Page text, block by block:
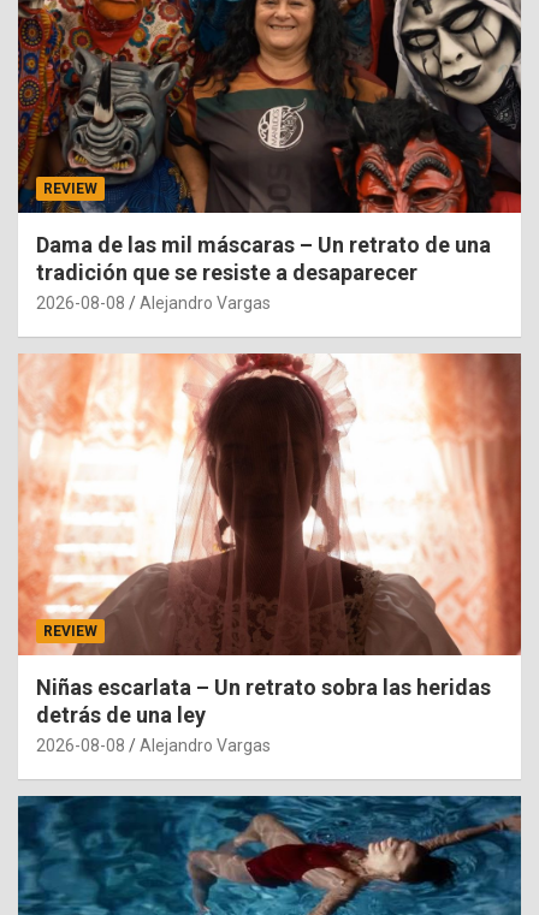
REVIEW
Dama de las mil máscaras – Un retrato de una
tradición que se resiste a desaparecer
2026-08-08 Alejandro Vargas
REVIEW
Niñas escarlata – Un retrato sobra las heridas
detrás de una ley
2026-08-08 Alejandro Vargas